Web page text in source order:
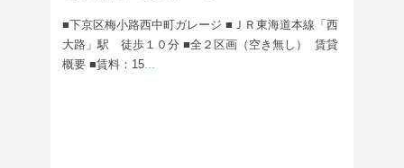
■下京区梅小路西中町ガレージ ■ＪＲ東海道本線「西
大路」駅 徒歩１０分 ■全２区画（空き無し） 賃貸
概要 ■賃料：15